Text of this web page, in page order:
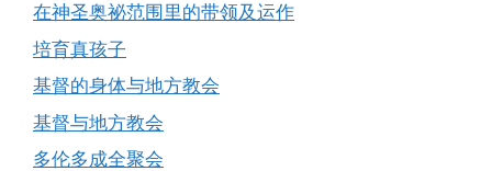
在神圣奥祕范围里的带领及运作
培育真孩子
基督的身体与地方教会
基督与地方教会
多伦多成全聚会